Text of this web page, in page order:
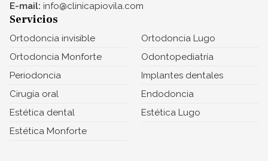
E-mail: info@clinicapiovila.com
Servicios
Ortodoncia invisible
Ortodoncia Lugo
Ortodoncia Monforte
Odontopediatría
Periodoncia
Implantes dentales
Cirugía oral
Endodoncia
Estética dental
Estética Lugo
Estética Monforte